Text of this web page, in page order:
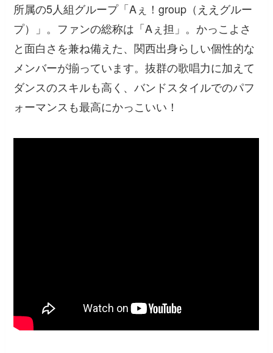
所属の5人組グループ「Aぇ！group（ええグルー
プ）」。ファンの総称は「Aぇ担」。かっこよさ
と面白さを兼ね備えた、関西出身らしい個性的な
メンバーが揃っています。抜群の歌唱力に加えて
ダンスのスキルも高く、バンドスタイルでのパフ
ォーマンスも最高にかっこいい！